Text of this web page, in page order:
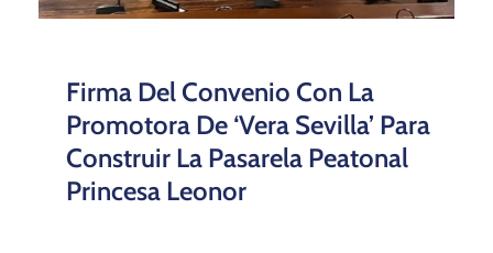
Firma Del Convenio Con La
Promotora De ‘Vera Sevilla’ Para
Construir La Pasarela Peatonal
Princesa Leonor